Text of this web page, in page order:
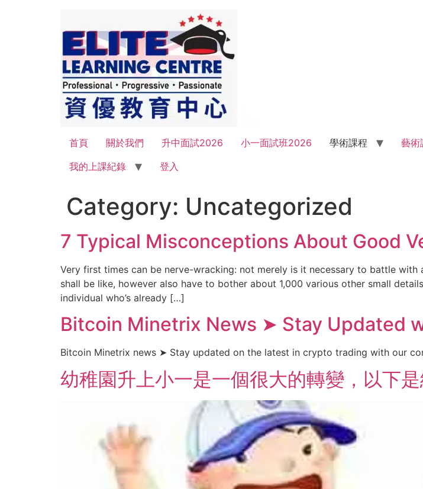
首頁 關於我們 升中面試2026 小一面試班2026 學術課程 藝術
我的上課紀錄
登入
Category: Uncategorized
7 Typical Misconceptions About Good
Very first times can be nerve-wracking: not merely is it necessary to battle
shall be like, however also have to bother about 1,000 various other small
individual who’s already […]
Bitcoin Minetrix News ➤ Stay Updated
Bitcoin Minetrix news ➤ Stay updated on the latest in crypto trading with our
幼稚園升上小一是一個很大的轉變，以下